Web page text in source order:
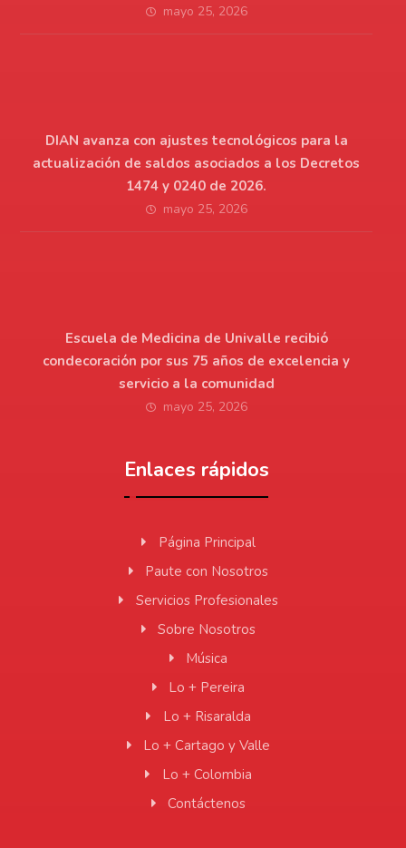
mayo 25, 2026
DIAN avanza con ajustes tecnológicos para la
actualización de saldos asociados a los Decretos
1474 y 0240 de 2026.
mayo 25, 2026
Escuela de Medicina de Univalle recibió
condecoración por sus 75 años de excelencia y
servicio a la comunidad
mayo 25, 2026
Enlaces rápidos
Página Principal
Paute con Nosotros
Servicios Profesionales
Sobre Nosotros
Música
Lo + Pereira
Lo + Risaralda
Lo + Cartago y Valle
Lo + Colombia
Contáctenos